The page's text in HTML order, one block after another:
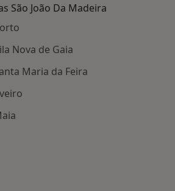
de Ciências da Nutrição e
do Porto (FCNAUP)
São João Da Madeira
Nova de Gaia
Maria da Feira